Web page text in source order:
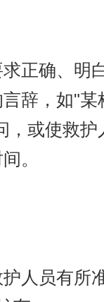
正确、明
辞，如"某
，或使救护
。
人员有所